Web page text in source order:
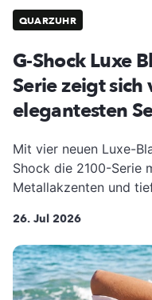
QUARZUHR
G-Shock Luxe
Serie zeigt sich
elegantesten
Mit vier neuen Luxe-
Shock die 2100-Serie
Metallakzenten und
26. Jul 2026